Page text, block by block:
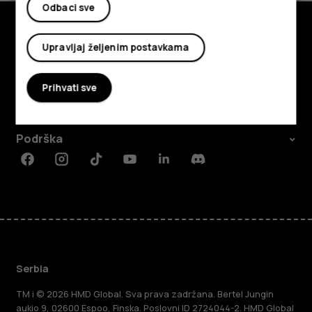
Istražite
O kompaniji
Podrška
FacebookInstagramTiktokYoutubeLinkedinDiscord
Serbia
TM i © 2026 HMD Global. Sva prava zadržana. Bertel Jungin
aukio 9, 02600 Espoo, Finska. Poslovni ID 2724044-2. HMD Global
Odbaci sve
Upravljaj željenim postavkama
Prihvati sve